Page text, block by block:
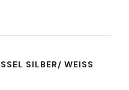
SILBER/ WEISS